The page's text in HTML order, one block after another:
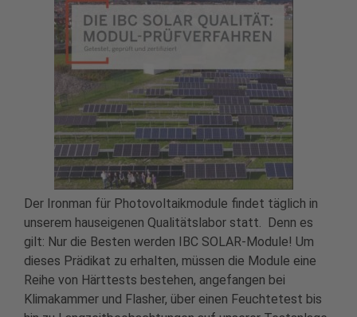
Der Ironman für Photovoltaikmodule findet täglich in
unserem hauseigenen Qualitätslabor statt. Denn es
gilt: Nur die Besten werden IBC SOLAR-Module! Um
dieses Prädikat zu erhalten, müssen die Module eine
Reihe von Härttests bestehen, angefangen bei
Klimakammer und Flasher, über einen Feuchtetest bis